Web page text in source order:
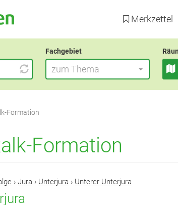
Merkzettel
Fachgebiet
zum Thema
Formation
Formation
› Jura › Unterjura › Unterer Unterjura